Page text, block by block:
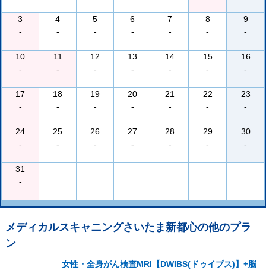
3
-
4
-
5
-
6
-
7
-
8
-
9
-
10
-
11
-
12
-
13
-
14
-
15
-
16
-
17
-
18
-
19
-
20
-
21
-
22
-
23
-
24
-
25
-
26
-
27
-
28
-
29
-
30
-
31
-
メディカルスキャニングさいたま新都心の他のプラ
ン
女性・全身がん検査MRI【DWIBS(ドゥイブス)】+脳